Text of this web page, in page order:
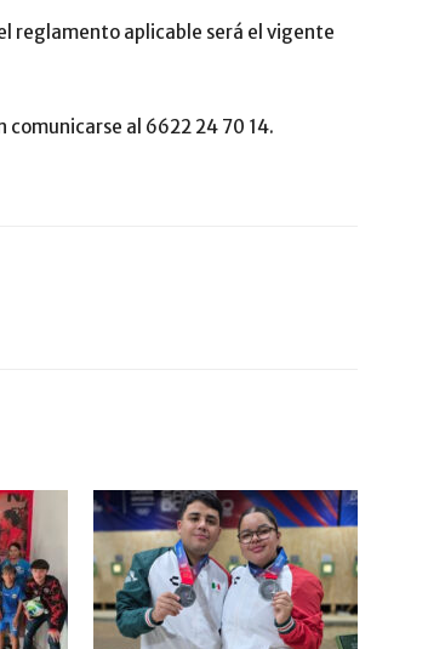
reglamento aplicable será el vigente
comunicarse al 6622 24 70 14.